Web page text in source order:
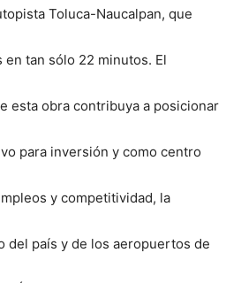
Toluca-Naucalpan, que
tan sólo 22 minutos. El
esta obra contribuya a posicionar
para inversión y como centro
y competitividad, la
del país y de los aeropuertos de